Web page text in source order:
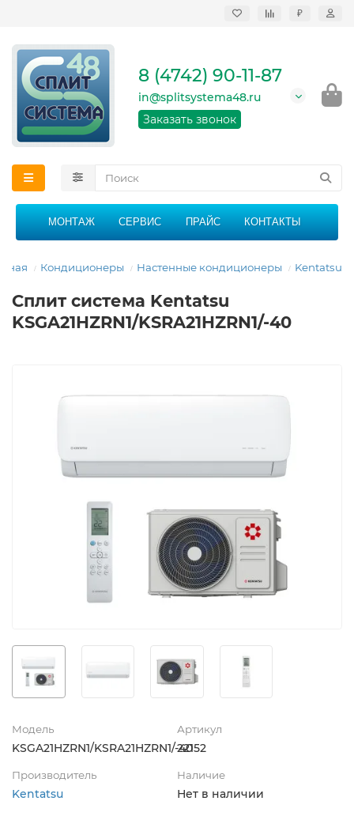
₽
кондиционеров в
области
График работы: 9:00 -
21:00 без перерыва и
8 (4742) 90-11-87
in@splitsystema48.ru
Заказать звонок
МОНТАЖ СЕРВИС ПРАЙС КОНТАКТЫ
Кондиционеры Настенные кондиционеры Kentatsu
Сплит система Kentatsu
KSGA21HZRN1/KSRA21HZRN1/-40
Модель
KSGA21HZRN1/KSRA21HZRN1/-40
Артикул
22152
Производитель
Kentatsu
Наличие
Нет в наличии